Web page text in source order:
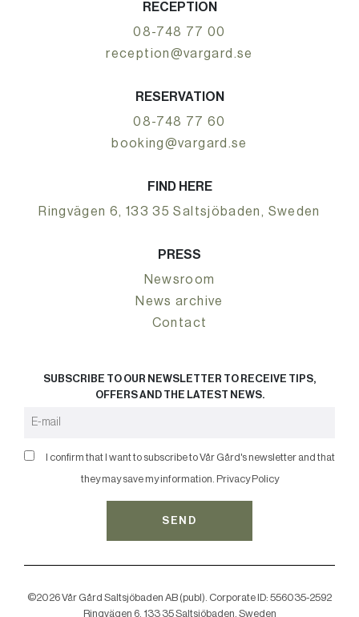
RECEPTION
08-748 77 00
reception@vargard.se
RESERVATION
08-748 77 60
booking@vargard.se
FIND HERE
Ringvägen 6, 133 35 Saltsjöbaden, Sweden
PRESS
Newsroom
News archive
Contact
SUBSCRIBE TO OUR NEWSLETTER TO RECEIVE TIPS,
OFFERS AND THE LATEST NEWS.
I confirm that I want to subscribe to Vår Gård's newsletter and that
they may save my information. Privacy Policy
SEND
©2026 Vår Gård Saltsjöbaden AB (publ). Corporate ID: 556035-2592
Ringvägen 6, 133 35 Saltsjöbaden, Sweden